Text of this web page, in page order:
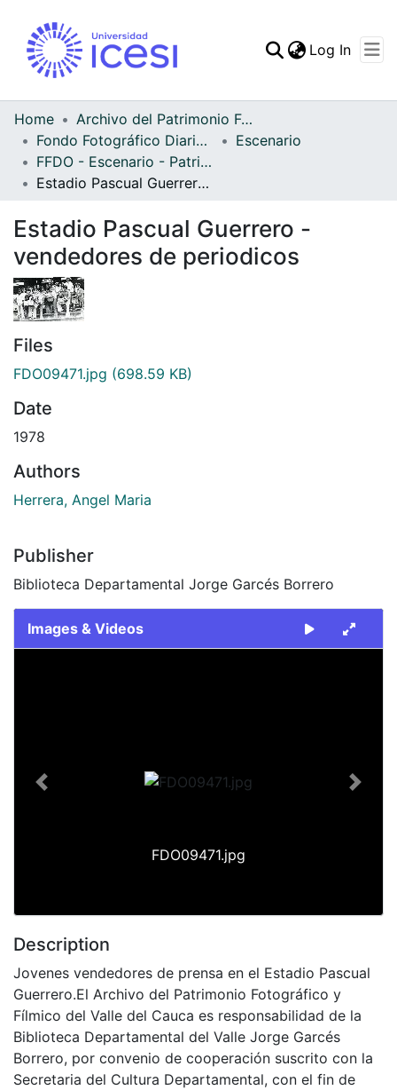
Statistics
Log In
Home
Archivo del Patrimonio Fotográfico y Fílmico del Valle del Cauca
Fondo Fotográfico Diario Occidente
Escenario
FFDO - Escenario - Patrimonial
Estadio Pascual Guerrero - vendedores de periodicos
Estadio Pascual Guerrero -
vendedores de periodicos
Files
FDO09471.jpg (698.59 KB)
Date
1978
Authors
Herrera, Angel Maria
Publisher
Biblioteca Departamental Jorge Garcés Borrero
Images & Videos
FDO09471.jpg
Previous Next
Description
Jovenes vendedores de prensa en el Estadio Pascual
Guerrero.El Archivo del Patrimonio Fotográfico y
Fílmico del Valle del Cauca es responsabilidad de la
Biblioteca Departamental del Valle Jorge Garcés
Borrero, por convenio de cooperación suscrito con la
Secretaria del Cultura Departamental, con el fin de